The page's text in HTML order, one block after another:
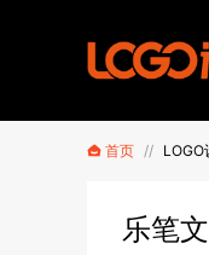
首页 // LOGO
乐笔